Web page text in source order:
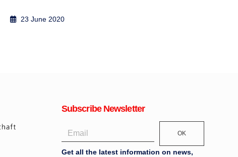
23 June 2020
Subscribe Newsletter
OK
Get all the latest information on news,